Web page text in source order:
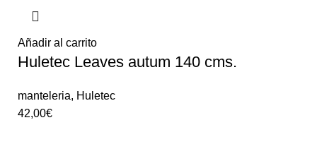
Añadir al carrito
Huletec Leaves autum 140 cms.
manteleria, Huletec
42,00€